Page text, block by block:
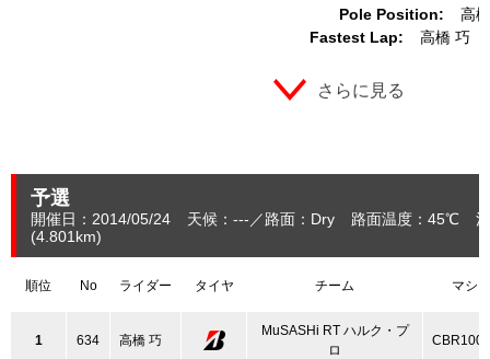
Pole Position:
高
Fastest Lap:
高橋 巧
さらに見る
予選
開催日：2014/05/24 天候：--- 路面：Dry 路面温度：45℃
(4.801 km)
順位 No ライダー タイヤ チーム マシン
1 634 高橋 巧
MuSASHi RT ハルク・プ
ロ